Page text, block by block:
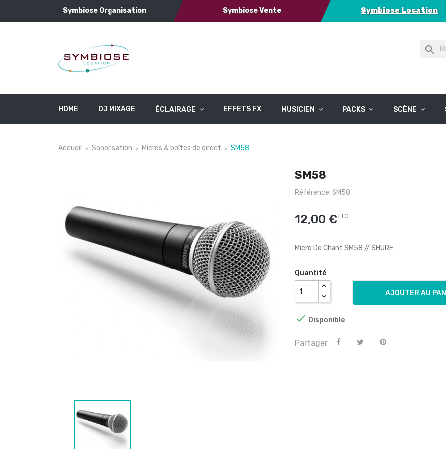
Symbiose Organisation Symbiose Vente Symbiose Location
search
HOME DJ MIXAGE ÉCLAIRAGE EFFETS FX MUSICIEN PACKS SCÈNE
Accueil Sonorisation Micros & boîtes de direct SM58
SM58
Référence: SM58
12,00 €TTC
Micro De Chant SM58 // SHURE
Quantité
AJOUTER AU
 Disponible
Partager